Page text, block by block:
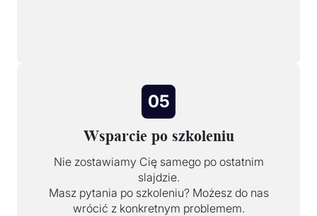
05
Wsparcie po szkoleniu
Nie zostawiamy Cię samego po ostatnim
slajdzie.
Masz pytania po szkoleniu? Możesz do nas
wrócić z konkretnym problemem.